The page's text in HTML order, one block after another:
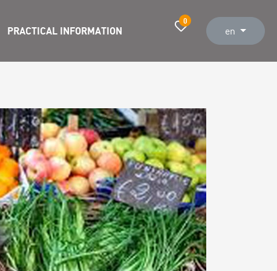
PRACTICAL INFORMATION
0
en